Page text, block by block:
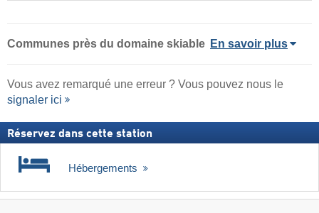
Communes près du domaine skiable En savoir plus
Vous avez remarqué une erreur ? Vous pouvez nous le
signaler ici
Réservez dans cette station
Hébergements